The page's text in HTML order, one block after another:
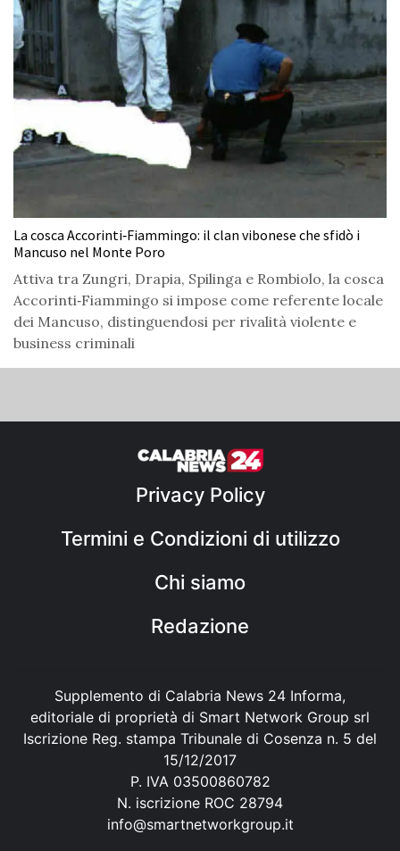
La cosca Accorinti‑Fiammingo: il clan vibonese che sfidò i
Mancuso nel Monte Poro
Attiva tra Zungri, Drapia, Spilinga e Rombiolo, la cosca
Accorinti‑Fiammingo si impose come referente locale
dei Mancuso, distinguendosi per rivalità violente e
business criminali
Privacy Policy
Termini e Condizioni di utilizzo
Chi siamo
Redazione
Supplemento di Calabria News 24 Informa,
editoriale di proprietà di Smart Network Group srl
Iscrizione Reg. stampa Tribunale di Cosenza n. 5 del
15/12/2017
P. IVA 03500860782
N. iscrizione ROC 28794
info@smartnetworkgroup.it